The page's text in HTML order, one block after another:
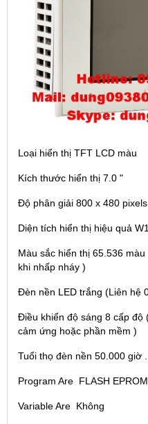
Loại hiển thị TFT LCD màu
Kích thước hiển thị 7.0 "
Độ phân giải 800 x 480
Diện tích hiển thị hiệu quả
Màu sắc hiển thị 65.536
khi nhấp nháy )
Đèn nền LED trắng (Liên hệ
Điều khiển độ sáng 8 cấp độ
cảm ứng hoặc phần mềm )
Tuổi thọ đèn nền 50.000 giờ
Program Are FLASH
Variable Are Không